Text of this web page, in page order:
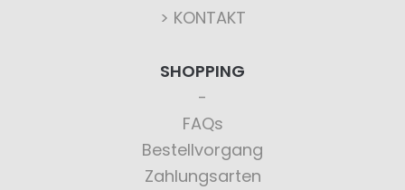
> KONTAKT
SHOPPING
FAQs
Bestellvorgang
Zahlungsarten